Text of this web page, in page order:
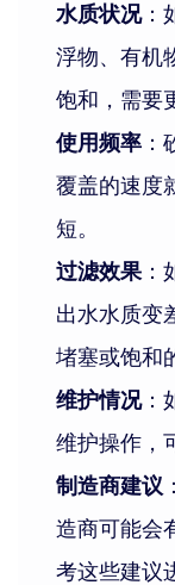
水质状况：
浮物、有机
饱和，需要
使用频率
覆盖的速度
短。
过滤效果
出水水质变
堵塞或饱和
维护情况：
维护操作，
制造商建议
造商可能会
考这些建议